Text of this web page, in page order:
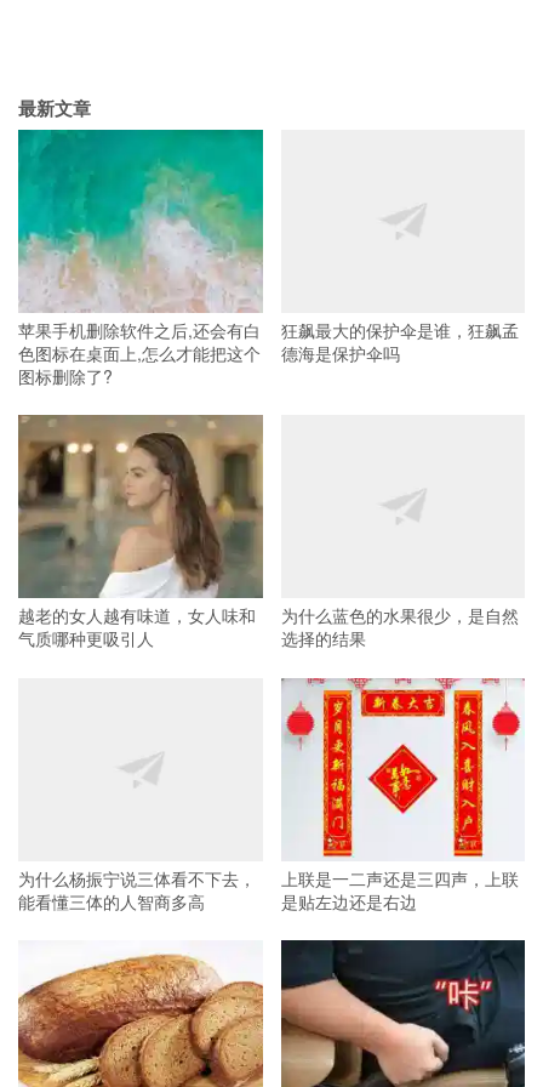
最新文章
苹果手机删除软件之后,还会有白
色图标在桌面上,怎么才能把这个
图标删除了?
狂飙最大的保护伞是谁，狂飙孟
德海是保护伞吗
越老的女人越有味道，女人味和
气质哪种更吸引人
为什么蓝色的水果很少，是自然
选择的结果
为什么杨振宁说三体看不下去，
能看懂三体的人智商多高
上联是一二声还是三四声，上联
是贴左边还是右边